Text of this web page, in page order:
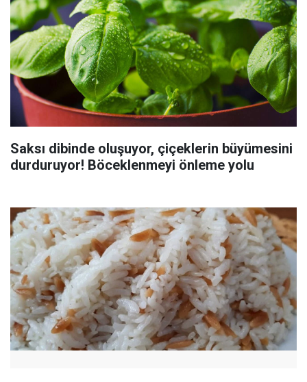
Saksı dibinde oluşuyor, çiçeklerin büyümesini
durduruyor! Böceklenmeyi önleme yolu